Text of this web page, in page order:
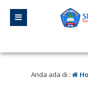
Anda ada di :